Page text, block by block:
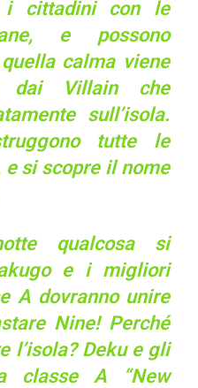
i cittadini con le
e possono
calma viene
dai Villain che
sull’isola.
tutte le
si scopre il nome
qualcosa si
e i migliori
A dovranno unire
Nine! Perché
l’isola? Deku e gli
classe A “New